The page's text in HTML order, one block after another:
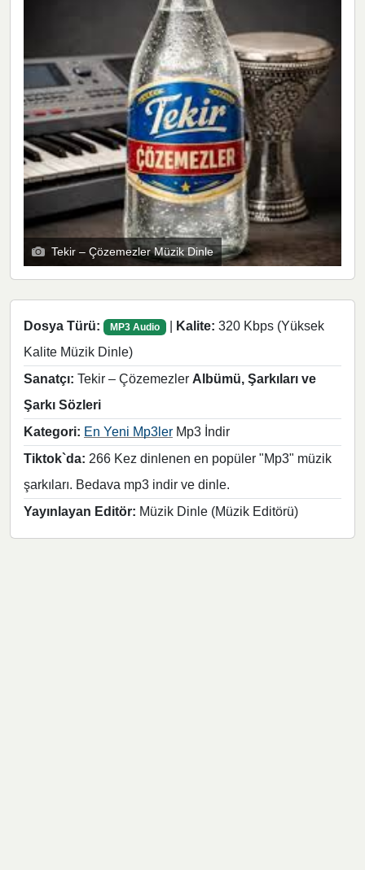
Tekir – Çözemezler Müzik Dinle
Dosya Türü: MP3 Audio | Kalite: 320 Kbps (Yüksek
Kalite Müzik Dinle)
Sanatçı: Tekir – Çözemezler Albümü, Şarkıları ve
Şarkı Sözleri
Kategori: En Yeni Mp3ler Mp3 İndir
Tiktok`da: 266 Kez dinlenen en popüler "Mp3" müzik
şarkıları. Bedava mp3 indir ve dinle.
Yayınlayan Editör: Müzik Dinle (Müzik Editörü)